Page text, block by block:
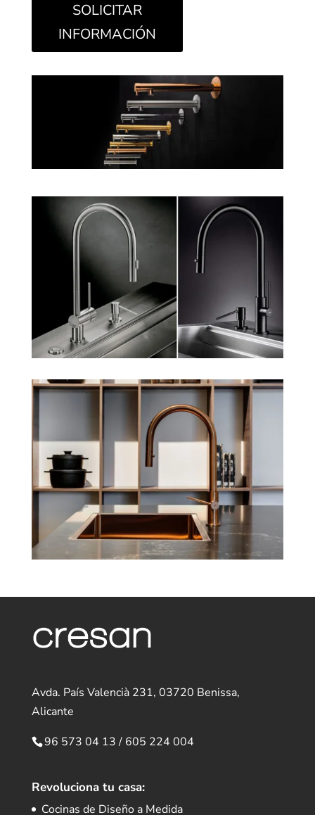
SOLICITAR
INFORMACIÓN
Avda. País Valencià 231, 03720 Benissa,
Alicante
96 573 04 13/ 605 224 004
Revoluciona tu casa:
Cocinas de Diseño a Medida